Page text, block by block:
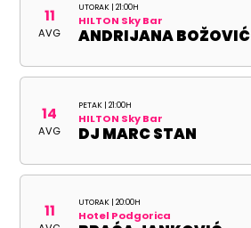
11
AVG
UTORAK | 21:00H
HILTON Sky Bar
ANDRIJANA BOŽOVIĆ
14
AVG
PETAK | 21:00H
HILTON Sky Bar
DJ MARC STAN
11 UTORAK | 20:00H
Hotel Podgorica